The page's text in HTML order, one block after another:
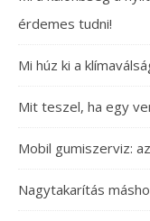
érdemes tudni!
Mi húz ki a
Mit teszel, ha egy
Mobil gumiszerviz:
Nagytakarítás